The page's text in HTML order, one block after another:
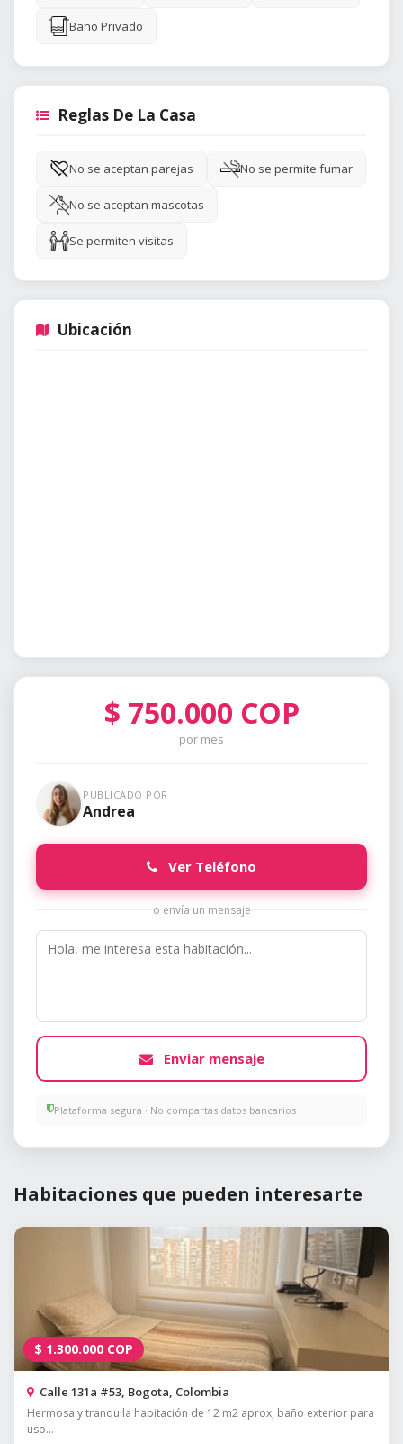
Baño Privado
Reglas De La Casa
No se aceptan parejas No se permite fumar
No se aceptan mascotas
Se permiten visitas
Ubicación
$ 750.000 COP
por mes
PUBLICADO POR
Andrea
Ver Teléfono
o envía un mensaje
Enviar mensaje
Plataforma segura · No compartas datos bancarios
Habitaciones que pueden interesarte
$ 1.300.000 COP
Calle 131a #53, Bogota, Colombia
Hermosa y tranquila habitación de 12 m2 aprox, baño exterior para
uso...